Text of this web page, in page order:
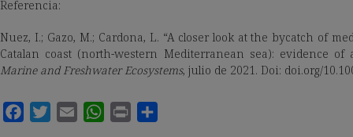
Referencia:
Nuez, I.; Gazo, M.; Cardona, L. “A closer look at the bycatch of
Catalan coast (north-western Mediterranean sea): evidence of
Marine and Freshwater Ecosystems, julio de 2021. Doi: doi.org/